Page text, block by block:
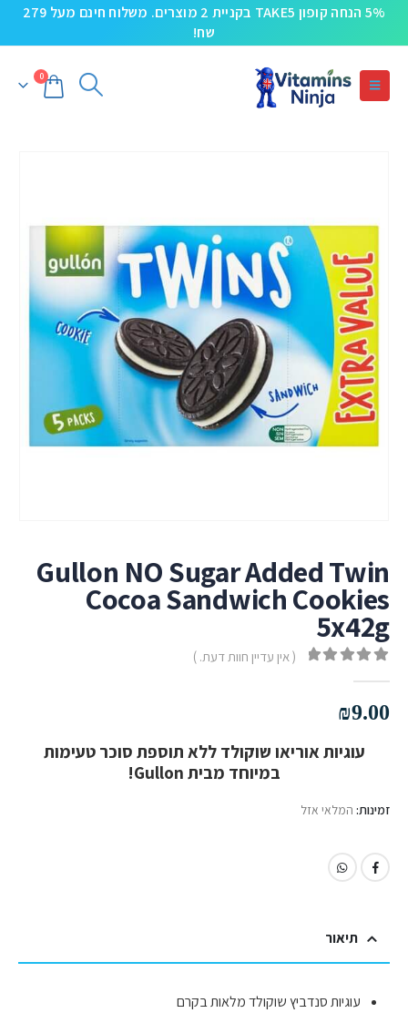
5% הנחה קופון TAKE5 בקניית 2 מוצרים. משלוח חינם מעל 279
שח!
0
Gullon NO Sugar Added Twin
Cocoa Sandwich Cookies
5x42g
( אין עדיין חוות דעת. )
₪9.00
עוגיות אוריאו שוקולד ללא תוספת סוכר טעימות
במיוחד מבית Gullon!
זמינות: המלאי אזל
תיאור
עוגיות סנדביץ שוקולד מלאות בקרם